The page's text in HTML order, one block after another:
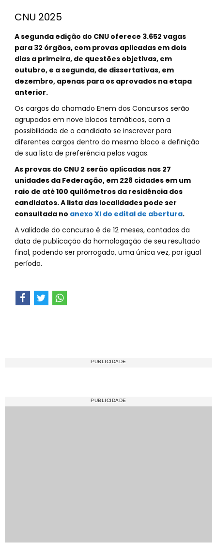
CNU 2025
A segunda edição do CNU oferece 3.652 vagas
para 32 órgãos, com provas aplicadas em dois
dias a primeira, de questões objetivas, em
outubro, e a segunda, de dissertativas, em
dezembro, apenas para os aprovados na etapa
anterior.
Os cargos do chamado Enem dos Concursos serão
agrupados em nove blocos temáticos, com a
possibilidade de o candidato se inscrever para
diferentes cargos dentro do mesmo bloco e definição
de sua lista de preferência pelas vagas.
As provas do CNU 2 serão aplicadas nas 27
unidades da Federação, em 228 cidades em um
raio de até 100 quilômetros da residência dos
candidatos. A lista das localidades pode ser
consultada no anexo XI do edital de abertura.
A validade do concurso é de 12 meses, contados da
data de publicação da homologação de seu resultado
final, podendo ser prorrogado, uma única vez, por igual
período.